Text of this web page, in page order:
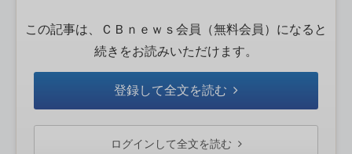
この記事は、ＣＢｎｅｗｓ会員（無料会員）になると
続きをお読みいただけます。
登録して全文を読む
ログインして全文を読む